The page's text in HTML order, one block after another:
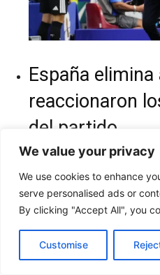
We value your privacy
We use cookies to enhance
serve personalised ads or
By clicking "Accept All", you
Customise
España
reaccionaron
del partido